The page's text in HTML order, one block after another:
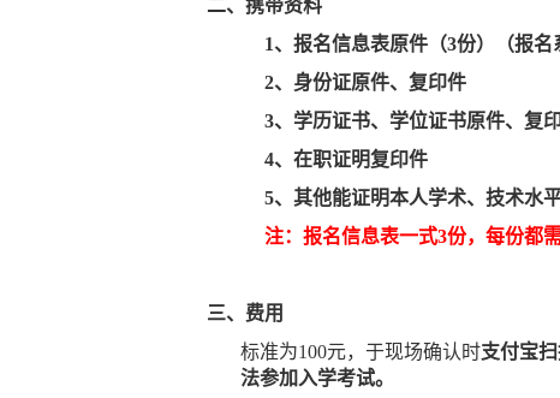
二、携带资料
1、报名信息表原件（3份）（报名
2、身份证原件、复印件
3、学历证书、学位证书原件、复
4、在职证明复印件
5、其他能证明本人学术、技术水
注：报名信息表一式3份，每份都
三、费用
标准为100元，于现场确认时支付宝
法参加入学考试。